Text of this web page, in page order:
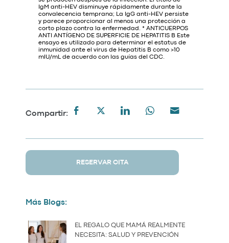
IgM anti-HEV disminuye rápidamente durante la
convalecencia temprana; La IgG anti-HEV persiste
y parece proporcionar al menos una protección a
corto plazo contra la enfermedad. * ANTICUERPOS
ANTI ANTÍGENO DE SUPERFICIE DE HEPATITIS B Este
ensayo es utilizado para determinar el estatus de
inmunidad ante el virus de Hepatitis B como >10
mlU/mL de acuerdo con las guías del CDC.
Compartir:
RESERVAR CITA
Más Blogs:
EL REGALO QUE MAMÁ REALMENTE
NECESITA: SALUD Y PREVENCIÓN